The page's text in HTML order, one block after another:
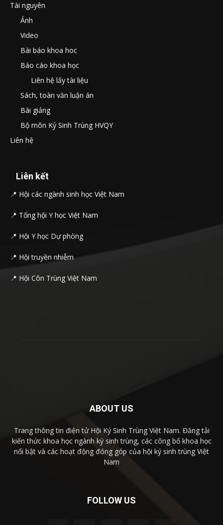
Tài nguyên
Ảnh
Video
Bài báo khoa hoc
Báo cáo khoa học
Liên hệ lấy tài liệu
Sách, toàn văn luận án
Bài giảng
Bộ môn Ký Sinh Trùng HVQY
Liên hệ
Liên kết
📍 Hội các ngành sinh học Việt Nam
📍 Tổng hội Y học Việt Nam
📍 Hội Y học Dự phòng
📍 Hội truyền nhiễm
📍 Hội Côn Trùng Việt Nam
ABOUT US
Trang thông tin điện tử Hội Ký Sinh Trùng Việt Nam. Đăng tải
kiến thức khoa học ngành ký sinh trùng, các công bố khoa học
nổi bật và các hoạt động đóng góp của hội ký sinh trùng Việt
Nam
FOLLOW US